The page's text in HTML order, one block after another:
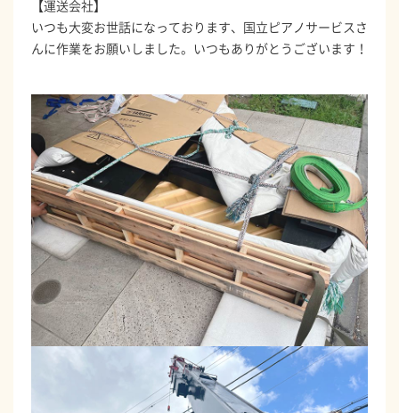
【運送会社】
いつも大変お世話になっております、国立ピアノサービスさ
んに作業をお願いしました。いつもありがとうございます！